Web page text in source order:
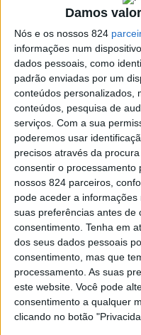
Damos
Nós e os nossos 824
informações num
dados pessoais, como
padrão enviadas por um
conteúdos personalizados,
conteúdos, pesquisa de
serviços. Com a sua
poderemos usar
precisos através da
consentir o processamento
nossos 824 parceiros,
pode aceder a
suas preferências antes de
consentimento. Tenha em
dos seus dados pessoais
consentimento, mas que
processamento. As suas
este website. Você pode
consentimento a qualquer
clicando no botão
Plátano do Rossio
manutenção
Redacção 1 de Junho, 2022
Plátano do Rossio
“Árvore Europeia do...
Redacção - 17 de Março, 2021
Publicidade